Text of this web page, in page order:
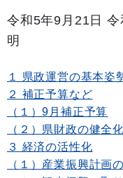
令和5年9月21日
明
１ 県政運営の基本姿
２ 補正予算など
（１）9月補正予算
（２）県財政の健全
３ 経済の活性化
（１）産業振興計画